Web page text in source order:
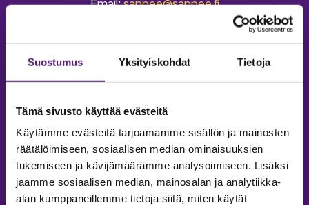
Suostumus Yksityiskohdat Tietoja
Tämä sivusto käyttää evästeitä
Käytämme evästeitä tarjoamamme sisällön ja mainosten
räätälöimiseen, sosiaalisen median ominaisuuksien
tukemiseen ja kävijämäärämme analysoimiseen. Lisäksi
jaamme sosiaalisen median, mainosalan ja analytiikka-
alan kumppaneillemme tietoja siitä, miten käytät
Email:sappee@sappee.fi